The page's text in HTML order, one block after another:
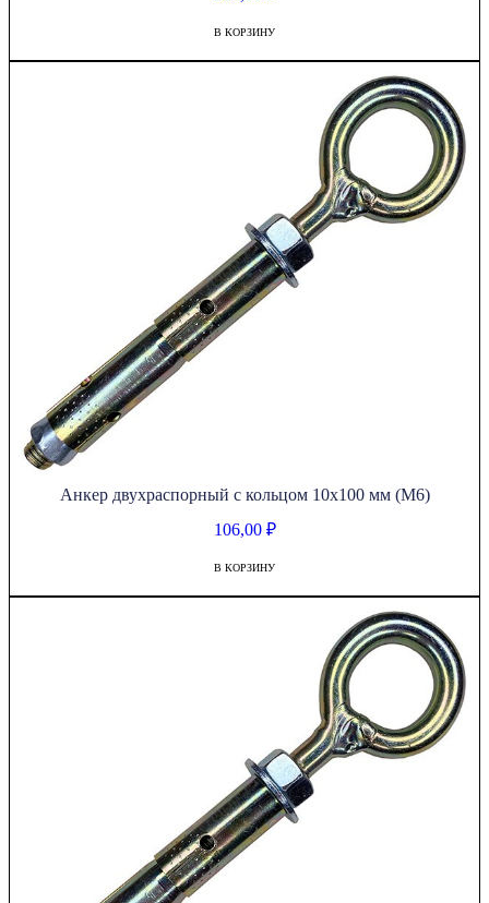
В КОРЗИНУ
Анкер двухраспорный с кольцом 10х100 мм (М6)
106,00 ₽
В КОРЗИНУ